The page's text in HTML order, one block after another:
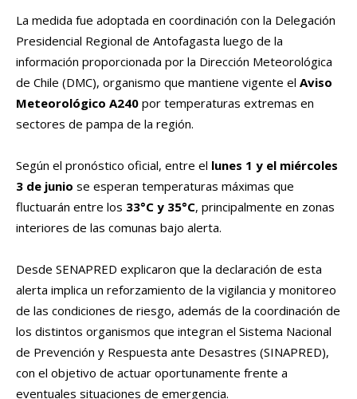
La medida fue adoptada en coordinación con la Delegación
Presidencial Regional de Antofagasta luego de la
información proporcionada por la Dirección Meteorológica
de Chile (DMC), organismo que mantiene vigente el Aviso
Meteorológico A240 por temperaturas extremas en
sectores de pampa de la región.
Según el pronóstico oficial, entre el lunes 1 y el miércoles
3 de junio se esperan temperaturas máximas que
fluctuarán entre los 33°C y 35°C, principalmente en zonas
interiores de las comunas bajo alerta.
Desde SENAPRED explicaron que la declaración de esta
alerta implica un reforzamiento de la vigilancia y monitoreo
de las condiciones de riesgo, además de la coordinación de
los distintos organismos que integran el Sistema Nacional
de Prevención y Respuesta ante Desastres (SINAPRED),
con el objetivo de actuar oportunamente frente a
eventuales situaciones de emergencia.